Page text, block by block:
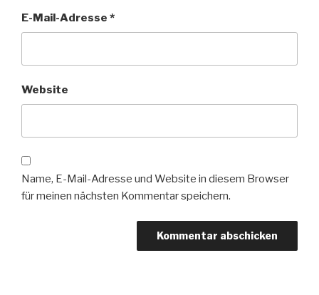
E-Mail-Adresse *
Website
Name, E-Mail-Adresse und Website in diesem Browser
für meinen nächsten Kommentar speichern.